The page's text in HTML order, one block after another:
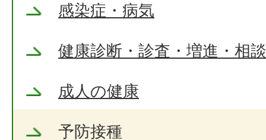
感染症・病気
健康診断・診査・増進・相談
成人の健康
予防接種